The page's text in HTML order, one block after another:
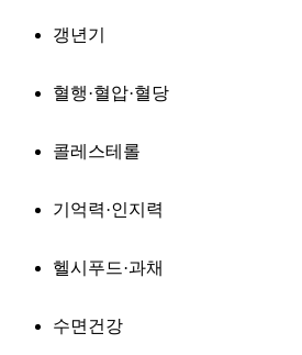
갱년기
혈행·혈압·혈당
콜레스테롤
기억력·인지력
헬시푸드·과채
수면건강